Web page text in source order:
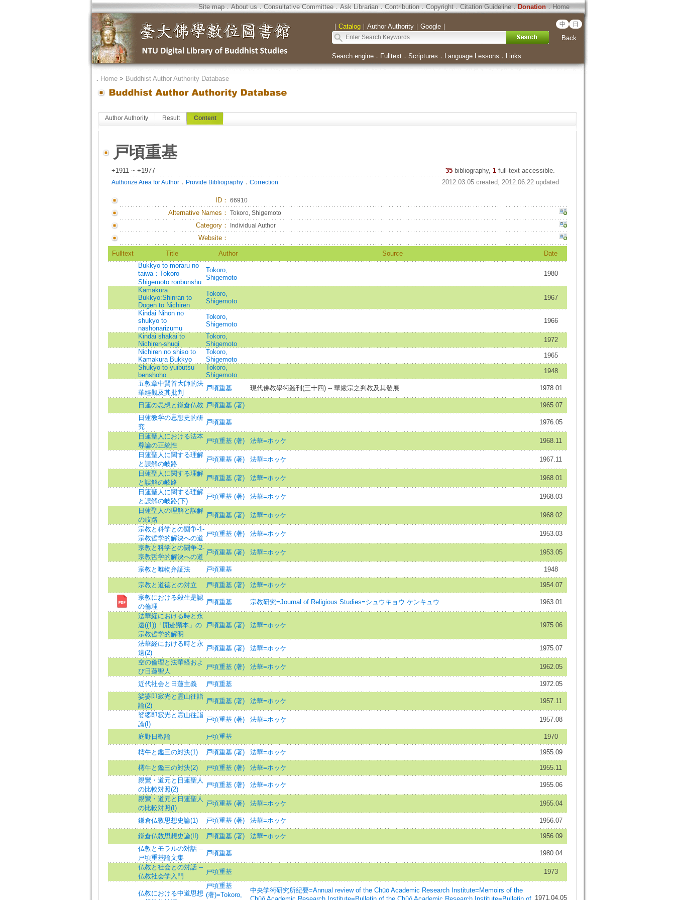
Site map．About us．Consultative Committee．Ask Librarian．Contribution．Copyright．Citation Guideline．Donation．Home
｜ Catalog｜ Author Authority｜ Google｜ 中 日
Back
Search engine． Fulltext． Scriptures ． Language Lessons ． Links
． Home> Buddhist Author Authority Database
Author Authority Result Content
戸頃重基
+1911 ~ +1977 35 bibliography, 1full-text accessible.
Authorize Area for Author． Provide Bibliography． Correction 2012.03.05 created, 2012.06.22 updated
ID： 66910
Alternative Names： Tokoro, Shigemoto
Category： Individual Author
Website：
Fulltext Title Author Source
Date
Bukkyo to moraru no
taiwa：Tokoro
Shigemoto ronbunshu
Tokoro,
Shigemoto
1980
Kamakura
Bukkyo:Shinran to
Dogen to Nichiren
Tokoro,
Shigemoto
1967
Kindai Nihon no
shukyo to
nashonarizumu
Tokoro,
Shigemoto
1966
Kindai shakai to
Nichiren-shugi
Tokoro,
Shigemoto
1972
Nichiren no shiso to
Kamakura Bukkyo
Tokoro,
Shigemoto
1965
Shukyo to yuibutsu
benshoho
Tokoro,
Shigemoto
1948
五教章中賢首大師的法
華經觀及其批判
戸頃重基 現代佛教學術叢刊(三十四) -- 華嚴宗之判教及其發展 1978.01
日蓮の思想と鎌倉仏教 戸頃重基 (著)
1965.07
日蓮教学の思想史的研
究
戸頃重基
1976.05
日蓮聖人における法本
尊論の正統性
戸頃重基 (著) 法華=ホッケ
1968.11
日蓮聖人に関する理解
と誤解の岐路
戸頃重基 (著) 法華=ホッケ
1967.11
日蓮聖人に関する理解
と誤解の岐路
戸頃重基 (著) 法華=ホッケ
1968.01
日蓮聖人に関する理解
と誤解の岐路(下)
戸頃重基 (著) 法華=ホッケ
1968.03
日蓮聖人の理解と誤解
の岐路
戸頃重基 (著) 法華=ホッケ
1968.02
宗教と科学との闘争-1-
宗教哲学的解決への道
戸頃重基 (著) 法華=ホッケ
1953.03
宗教と科学との闘争-2-
宗教哲学的解決への道
戸頃重基 (著) 法華=ホッケ 1953.05
宗教と唯物弁証法 戸頃重基 1948
宗教と道徳との対立 戸頃重基 (著) 法華=ホッケ
1954.07
宗教における殺生是認
の倫理
戸頃重基 宗教研究=Journal of Religious Studies=シュウキョウ ケンキュウ
1963.01
法華経における時と永
遠((1))「開迹顕本」の
宗教哲学的解明
戸頃重基 (著) 法華=ホッケ 1975.06
法華経における時と永
遠(2)
戸頃重基 (著) 法華=ホッケ
1975.07
空の倫理と法華経およ
び日蓮聖人
戸頃重基 (著) 法華=ホッケ 1962.05
近代社会と日蓮主義 戸頃重基
1972.05
娑婆即寂光と霊山往詣
論(2)
戸頃重基 (著) 法華=ホッケ
1957.11
娑婆即寂光と霊山往詣
論(I)
戸頃重基 (著) 法華=ホッケ 1957.08
庭野日敬論 戸頃重基 1970
樗牛と鑑三の対決(1) 戸頃重基 (著) 法華=ホッケ 1955.09
樗牛と鑑三の対決(2) 戸頃重基 (著) 法華=ホッケ
1955.11
親鸞・道元と日蓮聖人
の比較対照(2)
戸頃重基 (著) 法華=ホッケ
1955.06
親鸞・道元と日蓮聖人
の比較対照(I)
戸頃重基 (著) 法華=ホッケ 1955.04
鎌倉仏敎思想史論(1) 戸頃重基 (著) 法華=ホッケ 1956.07
鎌倉仏敎思想史論(II) 戸頃重基 (著) 法華=ホッケ
1956.09
仏教とモラルの対話 --
戸頃重基論文集
戸頃重基
1980.04
仏教と社会との対話 --
仏教社会学入門
戸頃重基 1973
仏教における中道思想
戸頃重基
(著)=Tokoro,
中央学術研究所紀要=Annual review of the Chūō Academic Research Institute=Memoirs of the
1971.04.05